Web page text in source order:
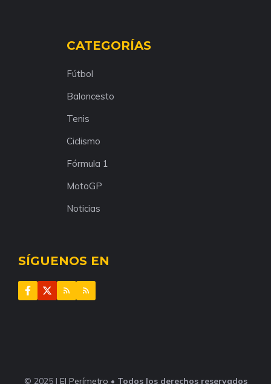
CATEGORÍAS
Fútbol
Baloncesto
Tenis
Ciclismo
Fórmula 1
MotoGP
Noticias
SÍGUENOS EN
© 2025 | El Perímetro • Todos los derechos reservados